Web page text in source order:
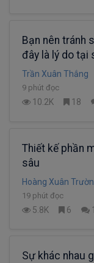
Bạn nên tránh
đây là lý do tại
Trần Xuân Thắng
9 phút đọc
10.2K 18
Thiết kế phần
sâu
Hoàng Xuân
19 phút đọc
5.8K 6
Sự khác nhau